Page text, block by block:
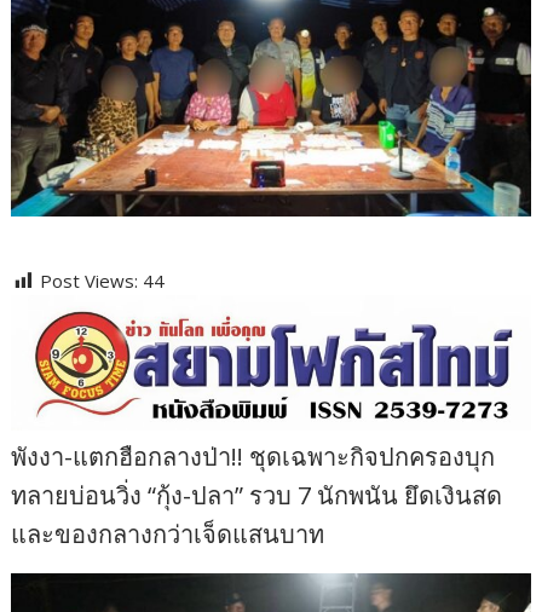
Post Views: 44
พังงา-แตกฮือกลางป่า!! ชุดเฉพาะกิจปกครองบุก
ทลายบ่อนวิ่ง “กุ้ง-ปลา” รวบ 7 นักพนัน ยึดเงินสด
และของกลางกว่าเจ็ดแสนบาท